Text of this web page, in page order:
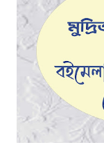
ধর্মচেতনাকে জলাঞ্জলি